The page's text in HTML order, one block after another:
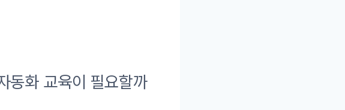
동화 교육이 필요할까